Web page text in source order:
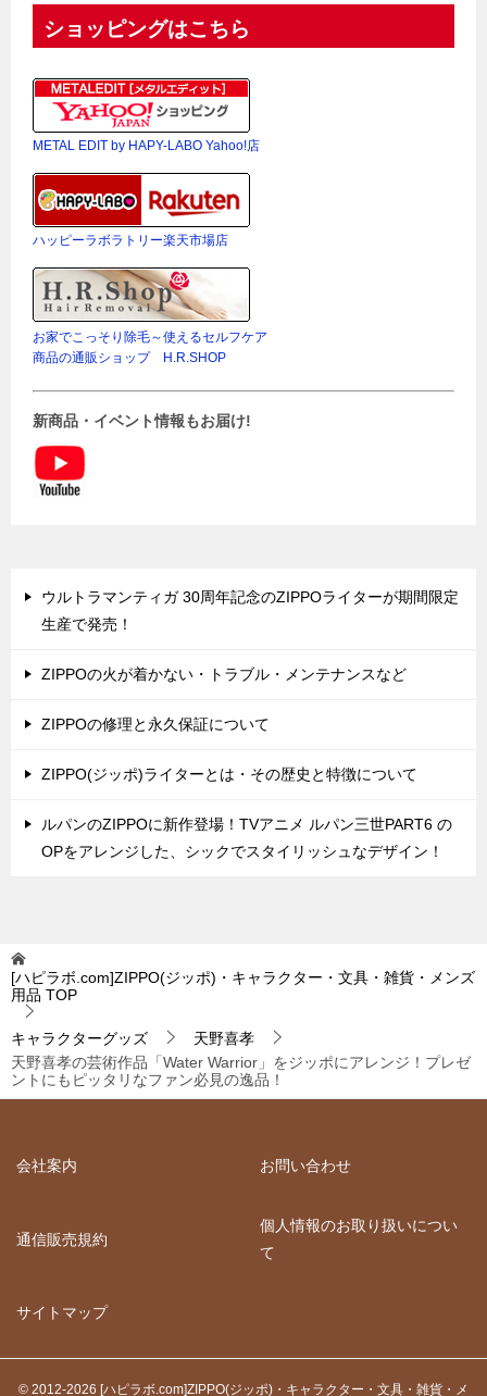
ショッピングはこちら
METAL EDIT by HAPY-LABO Yahoo!店
ハッピーラボラトリー楽天市場店
お家でこっそり除毛～使えるセルフケア
商品の通販ショップ H.R.SHOP
新商品・イベント情報もお届け!
ウルトラマンティガ 30周年記念のZIPPOライターが期間限定
生産で発売！
ZIPPOの火が着かない・トラブル・メンテナンスなど
ZIPPOの修理と永久保証について
ZIPPO(ジッポ)ライターとは・その歴史と特徴について
ルパンのZIPPOに新作登場！TVアニメ ルパン三世PART6 の
OPをアレンジした、シックでスタイリッシュなデザイン！
[ハピラボ.com]ZIPPO(ジッポ)・キャラクター・文具・雑貨・メンズ
用品 TOP
キャラクターグッズ
天野喜孝
天野喜孝の芸術作品「Water Warrior」をジッポにアレンジ！プレゼ
ントにもピッタリなファン必見の逸品！
会社案内 お問い合わせ
通信販売規約
個人情報のお取り扱いについ
て
サイトマップ
© 2012-2026 [ハピラボ.com]ZIPPO(ジッポ)・キャラクター・文具・雑貨・メ